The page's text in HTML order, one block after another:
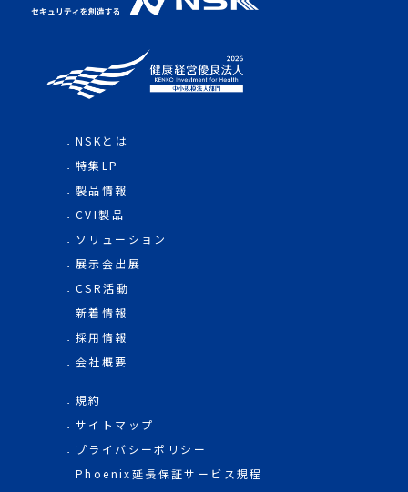
NSKとは
特集LP
製品情報
CVI製品
ソリューション
展示会出展
CSR活動
新着情報
採用情報
会社概要
規約
サイトマップ
プライバシーポリシー
Phoenix延長保証サービス規程